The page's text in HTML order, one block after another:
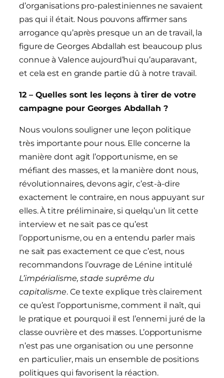
d’organisations pro-palestiniennes ne savaient
pas qui il était. Nous pouvons affirmer sans
arrogance qu’après presque un an de travail, la
figure de Georges Abdallah est beaucoup plus
connue à Valence aujourd’hui qu’auparavant,
et cela est en grande partie dû à notre travail.
12 – Quelles sont les leçons à tirer de votre
campagne pour Georges Abdallah ?
Nous voulons souligner une leçon politique
très importante pour nous. Elle concerne la
manière dont agit l’opportunisme, en se
méfiant des masses, et la manière dont nous,
révolutionnaires, devons agir, c’est-à-dire
exactement le contraire, en nous appuyant sur
elles. À titre préliminaire, si quelqu’un lit cette
interview et ne sait pas ce qu’est
l’opportunisme, ou en a entendu parler mais
ne sait pas exactement ce que c’est, nous
recommandons l’ouvrage de Lénine intitulé
L’impérialisme, stade suprême du
capitalisme. Ce texte explique très clairement
ce qu’est l’opportunisme, comment il naît, qui
le pratique et pourquoi il est l’ennemi juré de la
classe ouvrière et des masses. L’opportunisme
n’est pas une organisation ou une personne
en particulier, mais un ensemble de positions
politiques qui favorisent la réaction.